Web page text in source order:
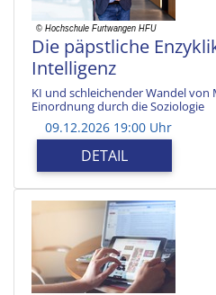
Die päpstliche
Intelligenz
KI und schleichender Wandel von
Einordnung durch die Soziologie
09.12.2026 19:00 Uhr
DETAIL